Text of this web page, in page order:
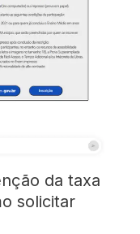
da taxa
solicitar